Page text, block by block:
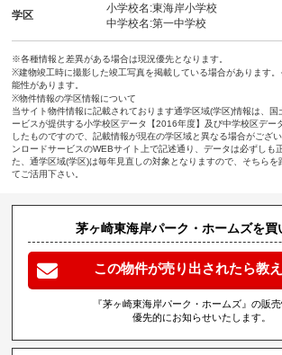
学区
小学校名:東海岸小学校
中学校名:第一中学校
※各種情報と差異がある場合は現況優先となります。
※建物竣工時に撮影した竣工写真を掲載している場合があります
能性があります。
※物件情報の学区情報について
当サイト物件情報に記載されております通学区域(学区)情報は、
ービスが提供する小学校区データ【2016年度】及び中学校区デー
したものですので、記載情報が現在の学区域と異なる場合がござ
ンロードサービスのWEBサイト上で記述通り、データは必ずしも
た、通学区域(学区)は毎年見直しの対象となりますので、そちらを
てご活用下さい。
茅ヶ崎東海岸パーク・ホームズを買
この物件が売り出されたら教え
『茅ヶ崎東海岸パーク・ホームズ』の販
優先的にお知らせいたします。